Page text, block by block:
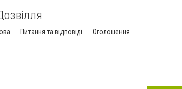
Питання та відповіді
Оголошення